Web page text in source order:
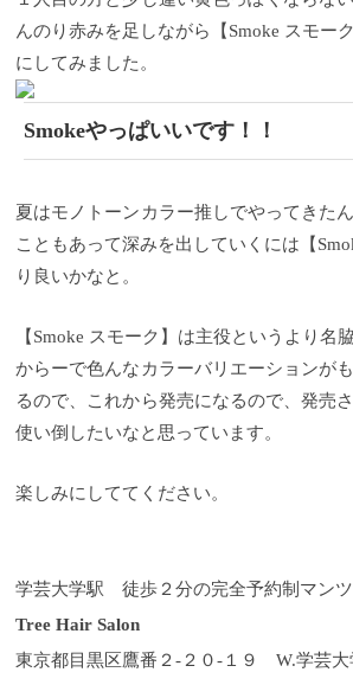
んのり赤みを足しながら【Smoke スモー
にしてみました。
Smokeやっぱいいです！！
夏はモノトーンカラー推しでやってきた
こともあって深みを出していくには【
り良いかなと。
【Smoke スモーク】は主役というより名
からーで色んなカラーバリエーションが
るので、これから発売になるので、発売
使い倒したいなと思っています。
楽しみにしててください。
学芸大学駅 徒歩２分の完全予約制マン
Tree Hair Salon
東京都目黒区鷹番２-２０-１９ W.学芸大